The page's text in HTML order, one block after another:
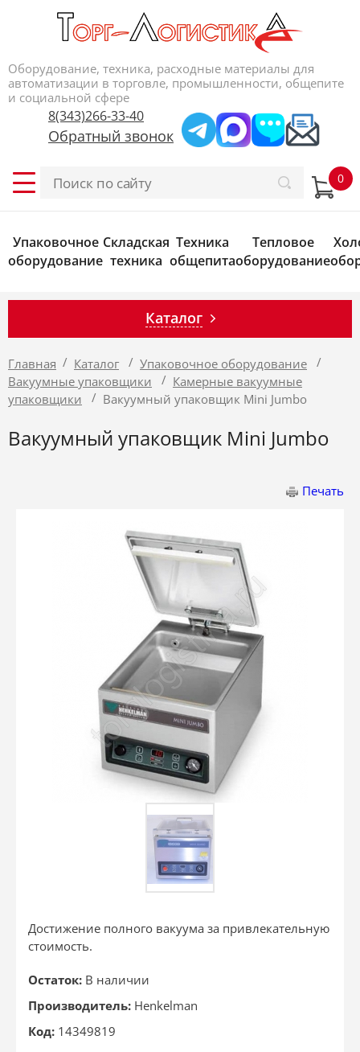
Оборудование, техника, расходные материалы для
автоматизации в торговле, промышленности, общепите
и социальной сфере
8(343)266-33-40
Обратный звонок
Упаковочное
оборудование
Складская
техника
Техника
общепита
Тепловое
оборудование
Каталог
Главная / Каталог / Упаковочное оборудование /
Вакуумные упаковщики
/ Камерные вакуумные
упаковщики
/ Вакуумный упаковщик Mini Jumbo
Вакуумный упаковщик Mini Jumbo
Печать
Достижение полного вакуума за привлекательную
стоимость.
Остаток: В наличии
Производитель: Henkelman
Код: 14349819